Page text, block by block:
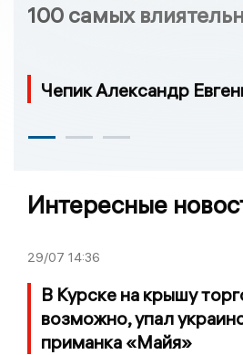
100 самых
Чепик Александр
Интересные
29/07 14:36
В Курске на крышу
возможно, упал
приманка «Майя»